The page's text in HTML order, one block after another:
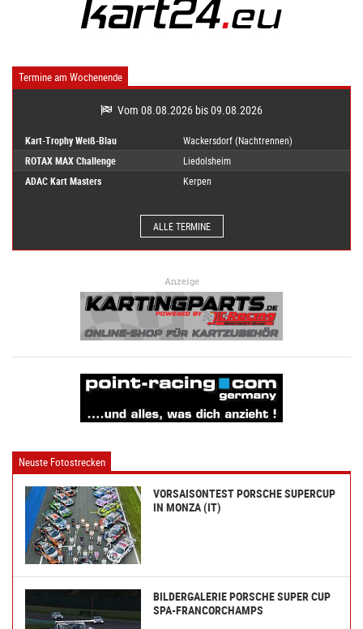
Termine am Wochenende
Vom 08.08.2026 bis 09.08.2026
Kart-Trophy Weiß-Blau
Wackersdorf (Nachtrennen)
ROTAX MAX Challenge
Liedolsheim
ADAC Kart Masters
Kerpen
ALLE TERMINE
Anzeige
Neuste Fotostrecken
VORSAISONTEST PORSCHE SUPERCUP
IN MONZA (IT)
BILDERGALERIE PORSCHE SUPER CUP
SPA-FRANCORCHAMPS